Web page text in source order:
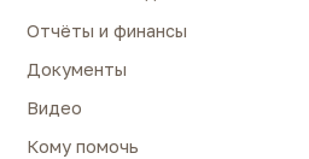
Отчёты и финансы
Документы
Видео
Кому помочь